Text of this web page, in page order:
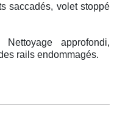
saccadés, volet stoppé
approfondi,
rails endommagés.